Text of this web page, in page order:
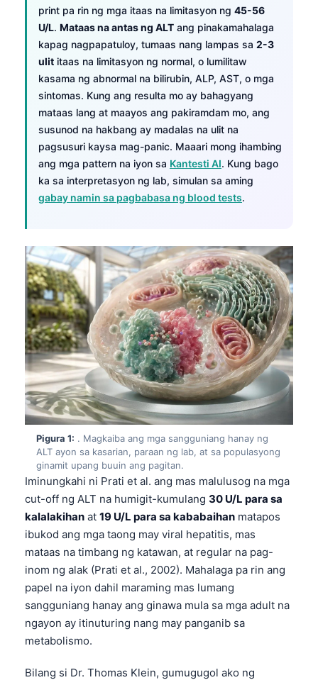
print pa rin ng mga itaas na limitasyon ng 45-56
U/L. Mataas na antas ng ALT ang pinakamahalaga
kapag nagpapatuloy, tumaas nang lampas sa 2-3
ulit itaas na limitasyon ng normal, o lumilitaw
kasama ng abnormal na bilirubin, ALP, AST, o mga
sintomas. Kung ang resulta mo ay bahagyang
mataas lang at maayos ang pakiramdam mo, ang
susunod na hakbang ay madalas na ulit na
pagsusuri kaysa mag-panic. Maaari mong ihambing
ang mga pattern na iyon sa Kantesti AI. Kung bago
ka sa interpretasyon ng lab, simulan sa aming
gabay namin sa pagbabasa ng blood tests.
Pigura 1: . Magkaiba ang mga sangguniang hanay ng
ALT ayon sa kasarian, paraan ng lab, at sa populasyong
ginamit upang buuin ang pagitan.
Iminungkahi ni Prati et al. ang mas malulusog na mga
cut-off ng ALT na humigit-kumulang 30 U/L para sa
kalalakihan at 19 U/L para sa kababaihan matapos
ibukod ang mga taong may viral hepatitis, mas
mataas na timbang ng katawan, at regular na pag-
inom ng alak (Prati et al., 2002). Mahalaga pa rin ang
papel na iyon dahil maraming mas lumang
sangguniang hanay ang ginawa mula sa mga adult na
ngayon ay itinuturing nang may panganib sa
metabolismo.
Bilang si Dr. Thomas Klein, gumugugol ako ng